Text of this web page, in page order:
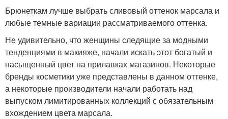
Брюнеткам лучше выбрать сливовый оттенок марсала и
любые темные вариации рассматриваемого оттенка.
Не удивительно, что женщины следящие за модными
тенденциями в макияже, начали искать этот богатый и
насыщенный цвет на прилавках магазинов. Некоторые
бренды косметики уже представлены в данном оттенке,
а некоторые производители начали работать над
выпуском лимитированных коллекций с обязательным
вхождением цвета марсала.